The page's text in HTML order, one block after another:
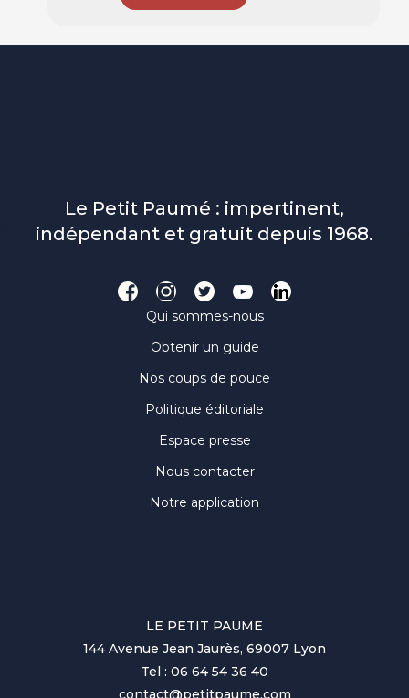
Le Petit Paumé : impertinent,
indépendant et gratuit depuis 1968.
Qui sommes-nous
Obtenir un guide
Nos coups de pouce
Politique éditoriale
Espace presse
Nous contacter
Notre application
LE PETIT PAUME
144 Avenue Jean Jaurès, 69007 Lyon
Tel : 06 64 54 36 40
contact@petitpaume.com